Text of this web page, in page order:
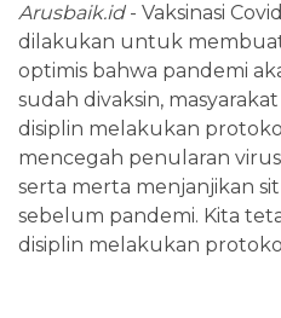
Arusbaik.id- Vaksinasi
dilakukan untuk
optimis bahwa pandemi
sudah divaksin,
disiplin melakukan
mencegah penularan virus
serta merta menjanjikan
sebelum pandemi. Kita
disiplin melakukan